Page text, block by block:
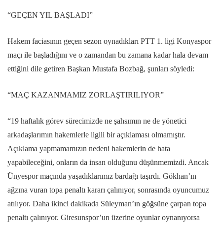
“GEÇEN YIL BAŞLADI”
Hakem faciasının geçen sezon oynadıkları PTT 1. ligi Konyaspor
maçı ile başladığını ve o zamandan bu zamana kadar hala devam
ettiğini dile getiren Başkan Mustafa Bozbağ, şunları söyledi:
“MAÇ KAZANMAMIZ ZORLAŞTIRILIYOR”
“19 haftalık görev sürecimizde ne şahsımın ne de yönetici
arkadaşlarımın hakemlerle ilgili bir açıklaması olmamıştır.
Açıklama yapmamamızın nedeni hakemlerin de hata
yapabileceğini, onların da insan olduğunu düşünmemizdi. Ancak
Ünyespor maçında yaşadıklarımız bardağı taşırdı. Gökhan’ın
ağzına vuran topa penaltı kararı çalınıyor, sonrasında oyuncumuz
atılıyor. Daha ikinci dakikada Süleyman’ın göğsüne çarpan topa
penaltı çalınıyor. Giresunspor’un üzerine oyunlar oynanıyorsa